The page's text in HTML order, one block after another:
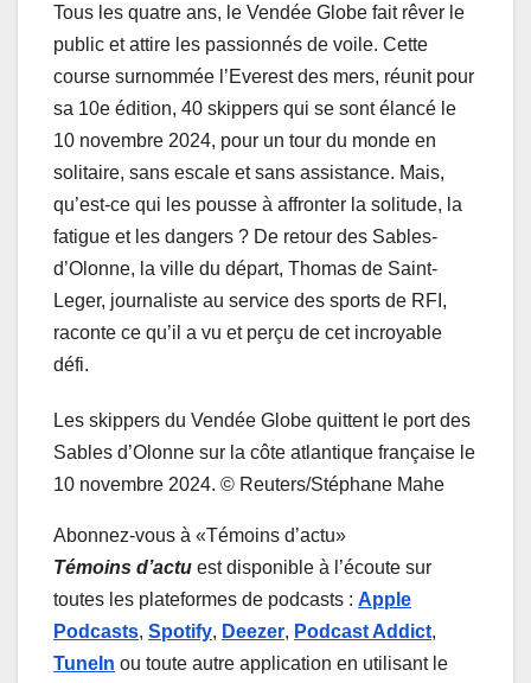
Tous les quatre ans, le Vendée Globe fait rêver le
public et attire les passionnés de voile. Cette
course surnommée l’Everest des mers, réunit pour
sa 10e édition, 40 skippers qui se sont élancé le
10 novembre 2024, pour un tour du monde en
solitaire, sans escale et sans assistance. Mais,
qu’est-ce qui les pousse à affronter la solitude, la
fatigue et les dangers ? De retour des Sables-
d’Olonne, la ville du départ, Thomas de Saint-
Leger, journaliste au service des sports de RFI,
raconte ce qu’il a vu et perçu de cet incroyable
défi.
Les skippers du Vendée Globe quittent le port des
Sables d’Olonne sur la côte atlantique française le
10 novembre 2024. © Reuters/Stéphane Mahe
Abonnez-vous à «Témoins d’actu»
Témoins d’actu est disponible à l’écoute sur
toutes les plateformes de podcasts : Apple
Podcasts, Spotify, Deezer, Podcast Addict,
TuneIn ou toute autre application en utilisant le